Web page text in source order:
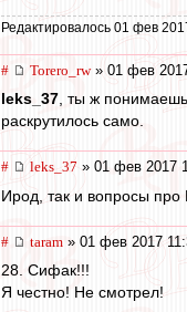
Редактировалось 01 фев
# Torero_rw» 01 фев
leks_37 , ты ж
раскрутилось само.
# leks_37 » 01 фев 2017
Ирод, так и вопросы
# taram » 01 фев 2017
28. Сифак!!!
Я честно! Не смотрел!